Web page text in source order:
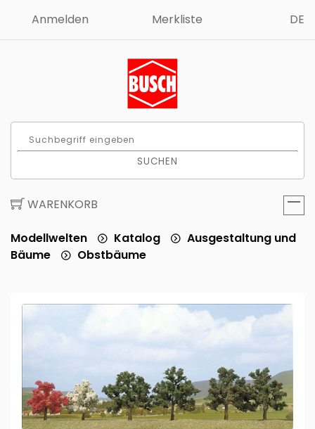
Anmelden Merkliste DE
SUCHEN
WARENKORB
Modellwelten Katalog
Ausgestaltung und
Bäume
Obstbäume